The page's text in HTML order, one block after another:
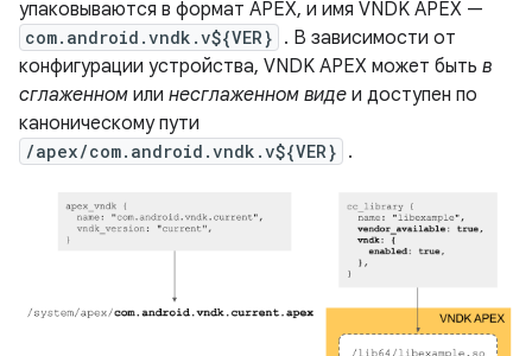
упаковываются в формат APEX, и имя VNDK APEX —
com.android.vndk.v${VER} . В зависимости от
конфигурации устройства, VNDK APEX может быть в
сглаженном или несглаженном виде и доступен по
каноническому пути
/apex/com.android.vndk.v${VER} .